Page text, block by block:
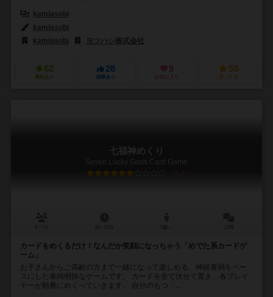
kamiasobi
kamiasobi
kamiasobi
ヨツハシ株式会社
62
興味あり
28
経験あり
9
お気に入り
50
持ってる
七福神めくり
Seven Lucky Gods Card Game
6.3
カードをめくるだけ！なんだか笑顔になっちゃう「めでた系カードゲ
ーム」
お子さんからご高齢の方まで一緒になって楽しめる、神経衰弱をベー
スにした単純明快なゲームです。 カードを全て伏せて置き、各プレイ
ヤーが順番にめくっていきます。 自分のもつ「...